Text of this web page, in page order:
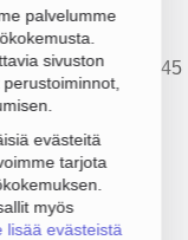
palvelumme
sivuston
evästeitä
tarjota
myös
lisää evästeistä
8.5 milj. €, tulos 345
on Suora- ja
Kuopio.